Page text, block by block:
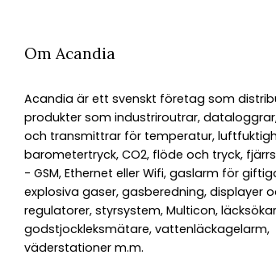
Om Acandia
Acandia är ett svenskt företag som
produkter som industriroutrar,
och transmittrar för temperatur,
barometertryck, CO2, flöde och tryck,
- GSM, Ethernet eller Wifi, gaslarm för
explosiva gaser, gasberedning, displayer
regulatorer, styrsystem, Multicon,
godstjockleksmätare, vattenläckagelarm,
väderstationer m.m.